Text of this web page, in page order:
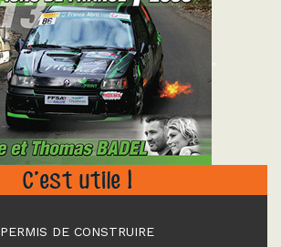
"
C’est utile !
PERMIS DE CONSTRUIRE